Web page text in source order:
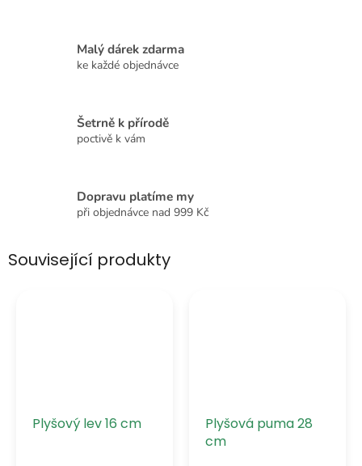
Malý dárek zdarma
ke každé objednávce
Šetrně k přírodě
poctivě k vám
Dopravu platíme my
při objednávce nad 999 Kč
Související produkty
Plyšový lev 16 cm
Plyšová puma 28
cm